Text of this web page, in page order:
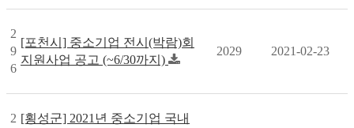
2
9
6
[포천시] 중소기업 전시(박람)회
지원사업 공고 (~6/30까지)
2029 2021-02-23
2 [횡성군] 2021년 중소기업 국내